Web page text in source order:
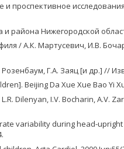
района Нижегородской
/ А.К. Мартусевич, И.В.
Г.А. Заяц [и др.] //
Beijing Da Xue Xue Bao Yi
Dilenyan, I.V. Bocharin, A.V.
variability during head-